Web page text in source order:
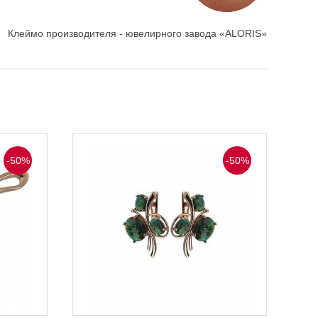
Клеймо производителя - ювелирного завода «ALORIS»
-50% -50%